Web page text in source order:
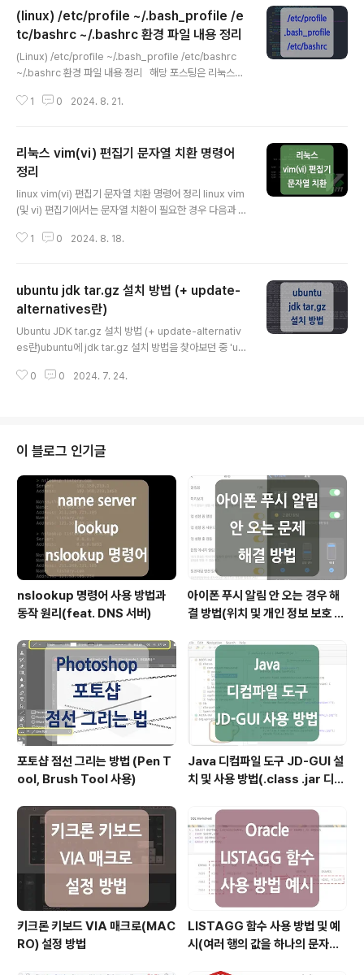
e Cloud Vision API 사용 시 인증키가 필요하며, 해당 인
증키의 full path를 GOOGLE_APPLICATION_CREDE
NTIALS 변수로 '~/.bashrc' 파일에 등록해 둔 상태였습
니다.) crontab 작업 시 환경변수를 불러오지 못하는 이유
cron 작업 시 환경변수를 불러오지 못하는 이유는 결론적
으로 'cr..
(linux) /etc/profile ~/.bash_profile /e
tc/bashrc ~/.bashrc 환경 파일 내용 정리
(Linux) /etc/profile ~/.bash_profile /etc/bashrc
~/.bashrc 환경 파일 내용 정리 해당 포스팅은 리눅스를
etc/bashrc', '~/.bashrc' 각 환경 설정 파일의 역할과 차
로 다른 쉘을 사용하는 경우 적용되는 파일 명이 조금씩 다
를 수 있습니다.) 각 파일의 역할과 세부적인 내용* 내용 중
등장하는 로그인 쉘(login shell)과 비로그인 쉘(non-lo
gin shell)에 대해서는 아래에 추가로 정리해 놓았으니 아
래 내용을 먼저 보고 해당 내용을..
1 0 2024. 8. 21.
리눅스 vim(vi) 편집기 문자열 치환 명령어
정리
linux vim(vi) 편집기 문자열 치환 명령어 정리 linux vim
(및 vi) 편집기에서는 문자열 치환이 필요한 경우 다음과 같
요.아래 내용을 통해 해당 명령어를 사용하는 여러 옵션 및
색할문자열/바꿀문자열/#현재 커서 라인에서 첫 번째로 발
견되는 'hello' 문자열을 'world'로 치환: s/hello/worl
d/ 기본적인 치환 명령어는 's/검색할문자열/바꿀문자열/'
형식이며, 해당 명령어는 현재 커서가 위치한 라인에서 첫
번째로 일치하는 '검색할문자열'을 '바꿀문자열'으로 치환
합니다. 2. 현재 라인에 대해 일치하는..
1 0 2024. 8. 18.
ubuntu jdk tar.gz 설치 방법 (+ update-
alternatives란)
Ubuntu JDK tar.gz 설치 방법 (+ update-alternativ
es란)ubuntu에 jdk tar.gz 설치 방법을 찾아보던 중 'up
유하면서 update-alternatives 커맨드 툴에 대해서도
dk-8u202-linux-x64.tar.gz -C /opt/jdk#check if
files are therels /opt/jdk#update alternatives so
the comman..
0 0 2024. 7. 24.
이 블로그 인기글
nslookup 명령어 사용 방법과
동작 원리(feat. DNS 서버)
아이폰 푸시 알림 안 오는 경우 해
결 방법(위치 및 개인 정보 보호 재
포토샵 점선 그리는 방법 (Pen T
ool, Brush Tool 사용)
Java 디컴파일 도구 JD-GUI 설
치 및 사용 방법(.class .jar 디컴
키크론 키보드 VIA 매크로(MAC
RO) 설정 방법
LISTAGG 함수 사용 방법 및 예
시(여러 행의 값을 하나의 문자열